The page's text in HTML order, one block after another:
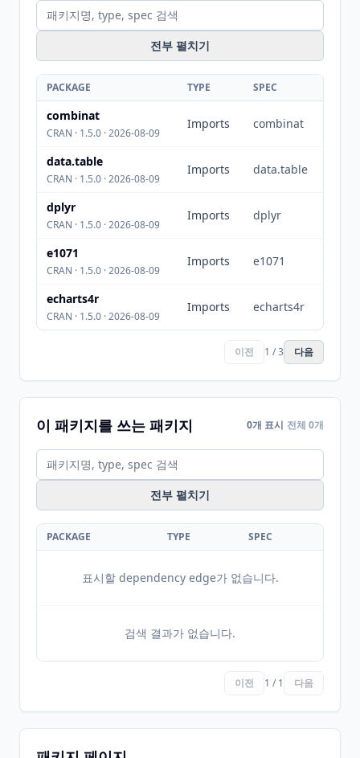
전부 펼치기
PACKAGE TYPE SPEC
combinat
CRAN · 1.5.0 · 2026-08-09
Imports combinat
data.table
CRAN · 1.5.0 · 2026-08-09
Imports data.table
dplyr
CRAN · 1.5.0 · 2026-08-09
Imports dplyr
e1071
CRAN · 1.5.0 · 2026-08-09
Imports e1071
echarts4r
CRAN · 1.5.0 · 2026-08-09
Imports echarts4r
이전 1 / 3 다음
이 패키지를 쓰는 패키지 0개 표시 전체 0개
전부 펼치기
PACKAGE TYPE SPEC
표시할 dependency edge가 없습니다.
검색 결과가 없습니다.
이전 1 / 1 다음